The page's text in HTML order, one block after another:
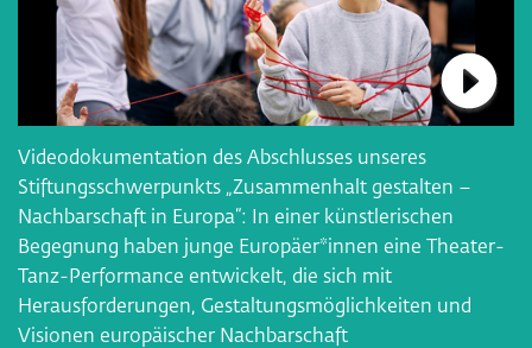
Videodokumentation des Abschlusses unseres
Stiftungsschwerpunkts „Zusammenhalt gestalten –
Nachbarschaft in Europa“: In einer künstlerischen
Begegnung haben junge Europäer*innen eine Theater-
Tanz-Performance entwickelt, die sich mit
Herausforderungen, Gestaltungsmöglichkeiten und
Visionen europäischer Nachbarschaft